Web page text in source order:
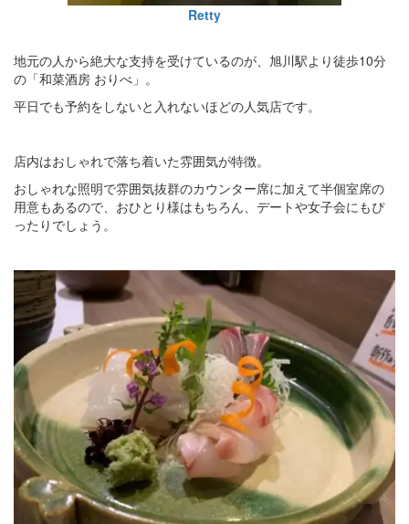
Retty
地元の人から絶大な支持を受けているのが、旭川駅より徒歩10分
の「和菜酒房 おりべ」。
平日でも予約をしないと入れないほどの人気店です。
店内はおしゃれで落ち着いた雰囲気が特徴。
おしゃれな照明で雰囲気抜群のカウンター席に加えて半個室席の
用意もあるので、おひとり様はもちろん、デートや女子会にもぴ
ったりでしょう。